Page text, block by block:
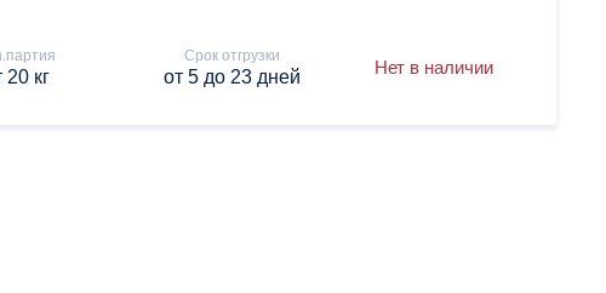
20 кг
Срок отгрузки
от 5 до 23 дней Нет в наличии